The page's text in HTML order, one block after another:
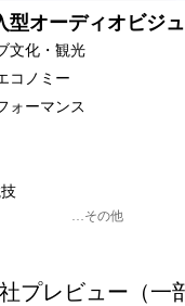
オーディオビジ
文化・観光
コノミー
ォーマンス
…その他
プレビュー（一